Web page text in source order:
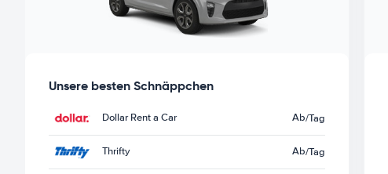
Unsere besten Schnäppchen
Dollar Rent a Car Ab/Tag
Thrifty Ab/Tag